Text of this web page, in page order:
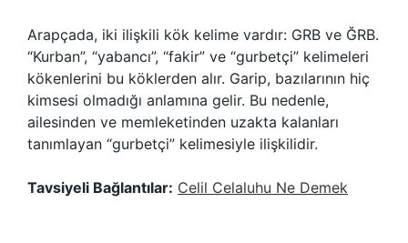
Arapçada, iki ilişkili kök kelime vardır: GRB ve ĞRB.
“Kurban”, “yabancı”, “fakir” ve “gurbetçi” kelimeleri
kökenlerini bu köklerden alır. Garip, bazılarının hiç
kimsesi olmadığı anlamına gelir. Bu nedenle,
ailesinden ve memleketinden uzakta kalanları
tanımlayan “gurbetçi” kelimesiyle ilişkilidir.
Tavsiyeli Bağlantılar: Celil Celaluhu Ne Demek